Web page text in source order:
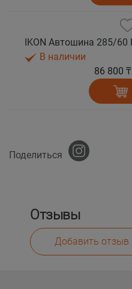
В наличии
86 800 ₸
Поделиться
Отзывы
Добавить отзыв